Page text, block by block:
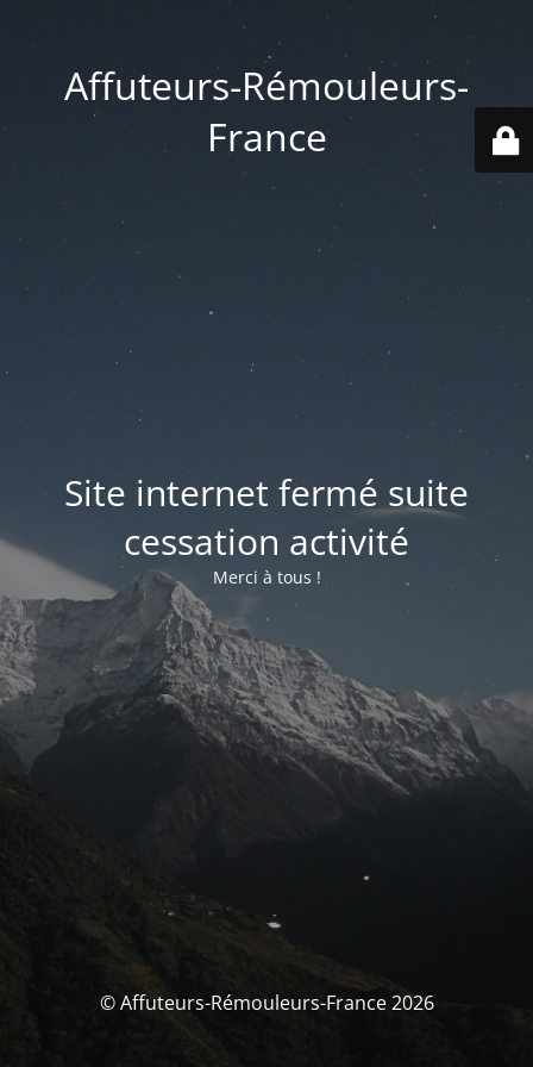
Affuteurs-Rémouleurs-
France
Site internet fermé suite
cessation activité
Merci à tous !
© Affuteurs-Rémouleurs-France 2026